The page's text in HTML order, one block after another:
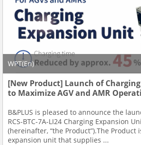
WPT(En)
[New Product] Launch of
to Maximize AGV and AMR
B&PLUS is pleased to announce the
RCS-BTC-7A-LI24 Charging Expansion
(hereinafter, “the Product”).The Product
expansion unit that supplies ...